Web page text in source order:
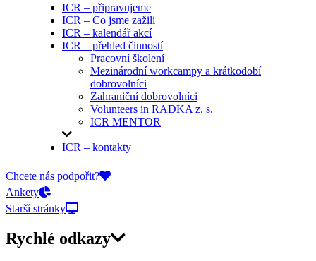
ICR – připravujeme
ICR – Co jsme zažili
ICR – kalendář akcí
ICR – přehled činností
Pracovní školení
Mezinárodní workcampy a krátkodobí
dobrovolníci
Zahraniční dobrovolníci
Volunteers in RADKA z. s.
ICR MENTOR
ICR – kontakty
On-line přihlášky
Chcete nás podpořit?
Ankety
Starší stránky
Rychlé odkazy